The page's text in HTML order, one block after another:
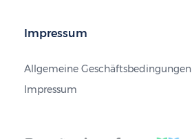
Impressum
Allgemeine Geschäftsbedingungen
Impressum